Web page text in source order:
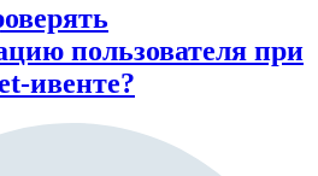
пользователя при
ивенте?